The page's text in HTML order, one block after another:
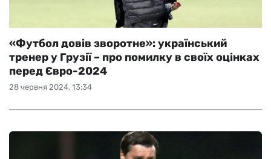
28 червня 2024, 13:34
«Футбол довів зворотне»: український
тренер у Грузії – про помилку в своїх оцінках
перед Євро-2024